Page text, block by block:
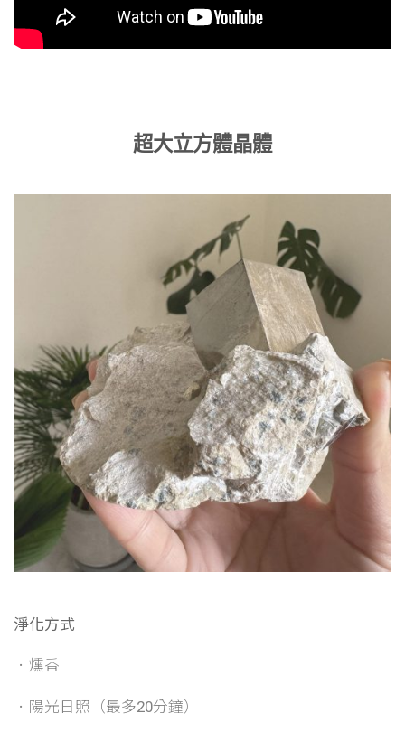
超大立方體晶體
淨化方式
．燻香
．陽光日照（最多20分鐘）